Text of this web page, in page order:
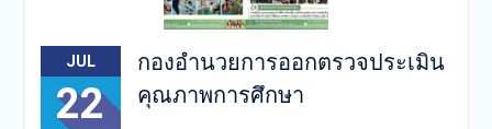
JUL
22
กองอำนวยการออกตรวจประเมิน
คุณภาพการศึกษา